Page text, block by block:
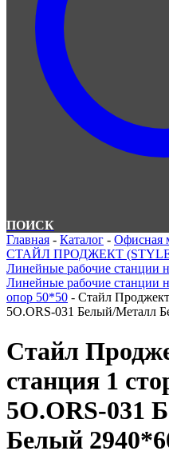
ПОИСК
Главная - Каталог - Офисная
СТАЙЛ ПРОДЖЕКТ (STYLE
Линейные рабочие станции
Линейные рабочие станции
опор 50*50 - Стайл
5O.ORS-031 Белый/Металл
Стайл
станция 1
5O.ORS-031
Белый